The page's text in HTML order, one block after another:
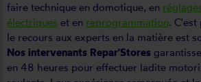
faire technique en domotique, en
électriques et en reprogrammation.
le recours aux experts en la matière est
Nos intervenants Repar'Stores
en 48 heures pour effectuer ladite